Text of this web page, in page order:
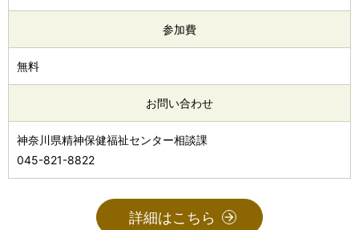
参加費
無料
お問い合わせ
神奈川県精神保健福祉センター相談課
045-821-8822
詳細はこちら